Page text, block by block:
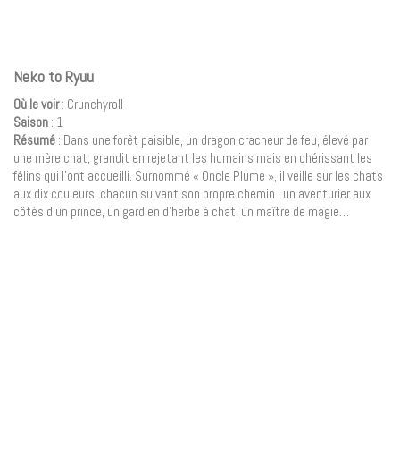
Neko to Ryuu
Où le voir: Crunchyroll
Saison : 1
Résumé : Dans une forêt paisible, un dragon cracheur de feu, élevé par
une mère chat, grandit en rejetant les humains mais en chérissant les
félins qui l’ont accueilli. Surnommé « Oncle Plume », il veille sur les chats
aux dix couleurs, chacun suivant son propre chemin : un aventurier aux
côtés d’un prince, un gardien d’herbe à chat, un maître de magie…